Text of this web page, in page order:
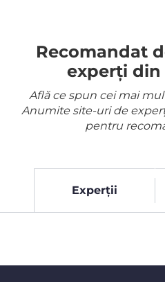
Recomandat
experți
Află ce spun cei mai
Anumite site-uri de
pentru
Experții